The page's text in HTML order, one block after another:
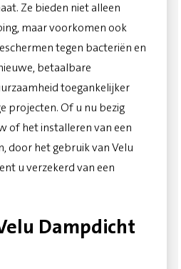
Ze bieden niet alleen
maar voorkomen ook
tegen bacteriën en
betaalbare
toegankelijker
projecten. Of u nu bezig
of het installeren van een
door het gebruik van Velu
u verzekerd van een
Dampdicht